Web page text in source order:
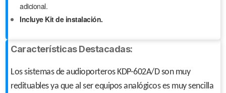
adicional.
Incluye Kit de instalación.
Características Destacadas:
Los sistemas de audioporteros KDP-602A/D son muy
redituables ya que al ser equipos analógicos es muy sencilla